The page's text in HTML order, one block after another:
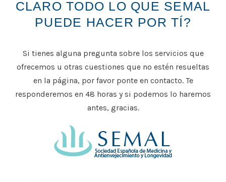
CLARO TODO LO QUE SEMAL
PUEDE HACER POR TÍ?
Si tienes alguna pregunta sobre los servicios que
ofrecemos u otras cuestiones que no estén resueltas
en la página, por favor ponte en contacto. Te
responderemos en 48 horas y si podemos lo haremos
antes, gracias.